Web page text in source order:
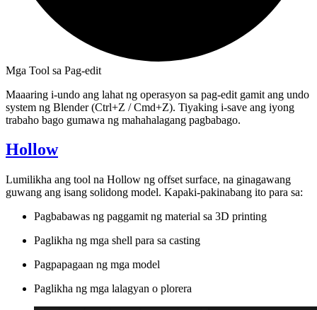
Mga Tool sa Pag-edit
Maaaring i-undo ang lahat ng operasyon sa pag-edit gamit ang undo
system ng Blender (Ctrl+Z / Cmd+Z). Tiyaking i-save ang iyong
trabaho bago gumawa ng mahahalagang pagbabago.
Hollow
Lumilikha ang tool na Hollow ng offset surface, na ginagawang
guwang ang isang solidong model. Kapaki-pakinabang ito para sa:
Pagbabawas ng paggamit ng material sa 3D printing
Paglikha ng mga shell para sa casting
Pagpapagaan ng mga model
Paglikha ng mga lalagyan o plorera